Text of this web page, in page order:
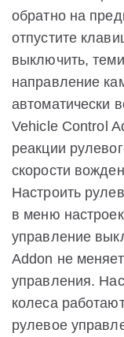
обратно на
отпустите
выключить,
направление
автоматически
Vehicle Control
реакции
скорости
Настроить
в меню
управление
Addon не
управления.
колеса
рулевое